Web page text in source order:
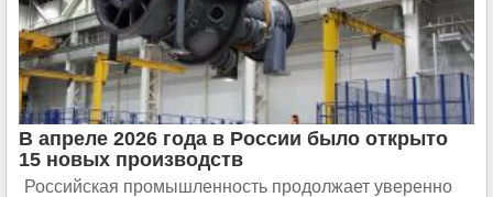
В апреле 2026 года в России было открыто
15 новых производств
Российская промышленность продолжает уверенно